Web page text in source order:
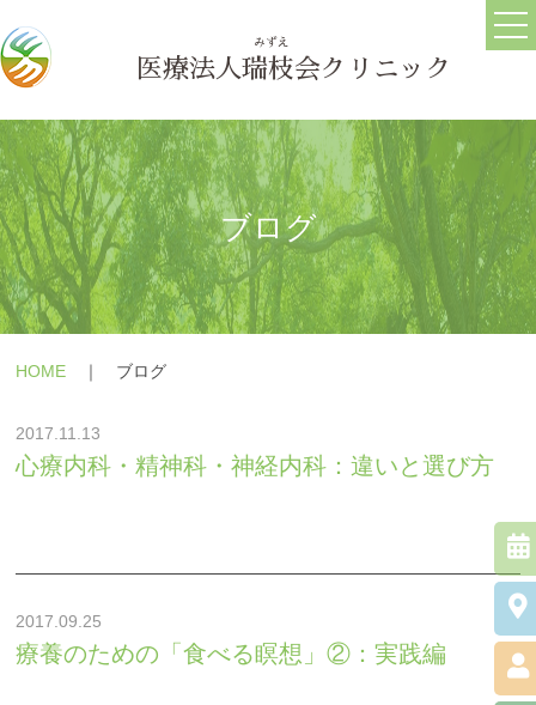
医療法人瑞枝会クリニック
ホーム
医院情報
ブログ
求人情報
うつ病
躁うつ病
大人の発達障害(ASD・
ADHD)
統合失調症
身体にかかわる症状が
メールフォーム
ブログ
HOME ｜ ブログ
2017.11.13
心療内科・精神科・神経内科：違いと選び方
2017.09.25
療養のための「食べる瞑想」②：実践編